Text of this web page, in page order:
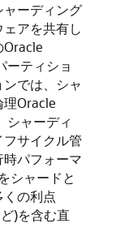
ーディング
アを共有し
Oracle
ーティショ
では、シャ
理Oracle
シャーディ
サイクル管
パフォーマ
シャードと
くの利点
)を含む直